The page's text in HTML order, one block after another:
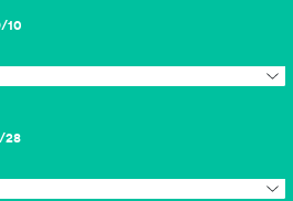
10
28